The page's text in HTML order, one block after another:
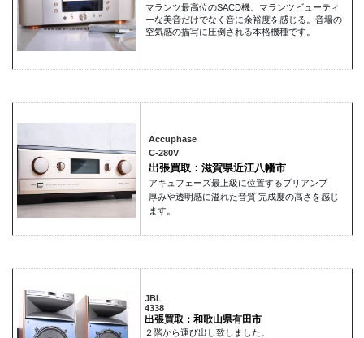
マランツ最高位のSACD機。マランツビューティ
ーな美音だけでなく音に余裕度を感じる。音場の
空気感の描写に圧倒される本格機種です。
Accuphase
C-280V
出張買取：滋賀県近江八幡市
アキュフェーズ最上級に位置するプリアンプ
厚みや透明感に溢れた音質 完成度の高さを感じ
ます。
JBL
4338
出張買取：和歌山県有田市
２階から運び出し致しました。